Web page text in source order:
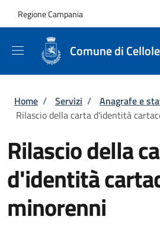
Regione Campania
Comune di Cellole
Briciole di pane
Home / Servizi / Anagrafe e
Rilascio della carta d'identità
Rilascio della
d'identità
minorenni